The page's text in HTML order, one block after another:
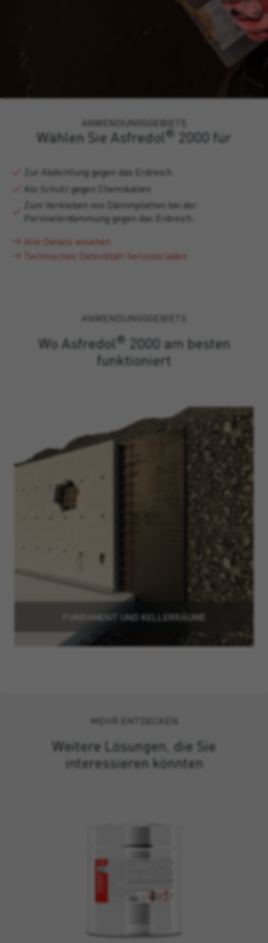
ANWENDUNGSGEBIETE
Wählen Sie Asfredol ® 2000 für
Zur Abdichtung gegen das Erdreich
Als Schutz gegen Chemikalien
Zum Verkleben von Dämmplatten bei der
Perimeterdämmung gegen das Erdreich.
Alle Details ansehen
Technisches Datenblatt herunterladen
ANWENDUNGSGEBIETE
Wo Asfredol® 2000 am besten
funktioniert
FUNDAMENT UND KELLERRÄUME
MEHR ENTDECKEN
Weitere Lösungen, die Sie
interessieren könnten